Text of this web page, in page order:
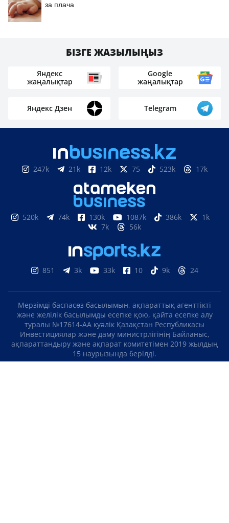
за плача
БІЗГЕ ЖАЗЫЛЫҢЫЗ
Яндекс
жаңалықтар
Google
жаңалықтар
Яндекс Дзен Telegram
247k 21k 12k 75 523k 17k
520k 74k 130k 1087k 386k
1k
7k
56k
851 3k 33k 10 9k 24
Мерзімді баспасөз басылымын, ақпараттық агенттікті
және желілік басылымды есепке қою, қайта есепке алу
туралы №17614-АА куәлік Қазақстан Республикасы
Инвестициялар және даму министрлігінің Байланыс,
ақпараттандыру және ақпарат комитетімен 2019 жылдың
15 наурызында берілді.